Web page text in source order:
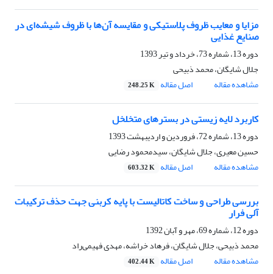
مزایا و معایب ظروف پلاستیکی و مقایسه آن‌ها با ظروف شیشه‌ای در
صنایع غذایی
دوره 13، شماره 73، خرداد و تیر 1393
جلال شایگان، محمد ذبیحی
مشاهده مقاله
اصل مقاله 248.25 K
کاربرد لایه زیستی در بسترهای متخلخل
دوره 13، شماره 72، فروردین و اردیبهشت 1393
حسین معیری، جلال شایگان، سیدمحمود رضایی
مشاهده مقاله
اصل مقاله 603.32 K
بررسی طراحی و ساخت کاتالیست با پایه کربنی جهت حذف ترکیبات
آلی فرار
دوره 12، شماره 69، مهر و آبان 1392
محمد ذبیحی، جلال شایگان، فرهاد خراشه، مهدی فهیمی‌راد
مشاهده مقاله
اصل مقاله 402.44 K